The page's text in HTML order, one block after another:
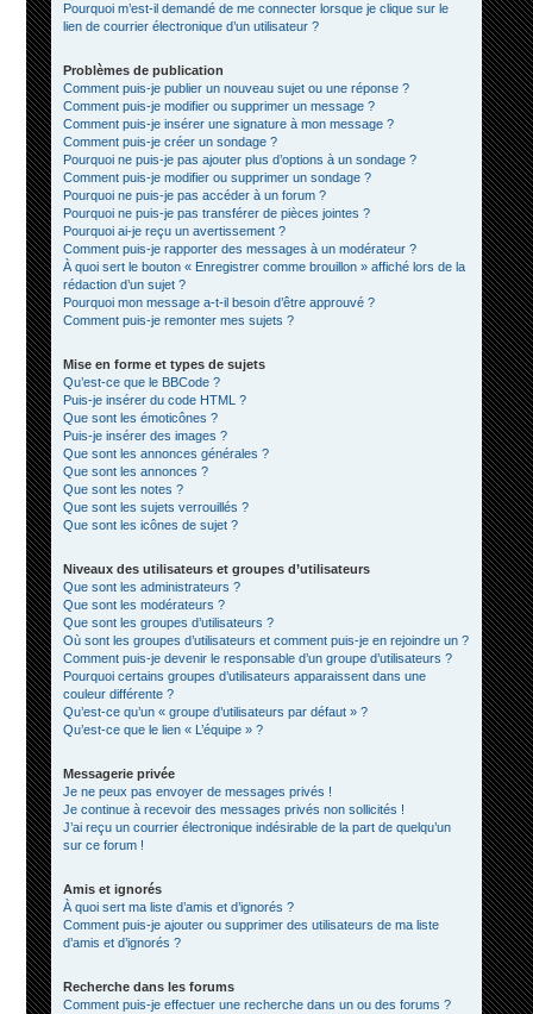
Pourquoi m’est-il demandé de me connecter lorsque je clique sur le
lien de courrier électronique d’un utilisateur ?
Problèmes de publication
Comment puis-je publier un nouveau sujet ou une réponse ?
Comment puis-je modifier ou supprimer un message ?
Comment puis-je insérer une signature à mon message ?
Comment puis-je créer un sondage ?
Pourquoi ne puis-je pas ajouter plus d’options à un sondage ?
Comment puis-je modifier ou supprimer un sondage ?
Pourquoi ne puis-je pas accéder à un forum ?
Pourquoi ne puis-je pas transférer de pièces jointes ?
Pourquoi ai-je reçu un avertissement ?
Comment puis-je rapporter des messages à un modérateur ?
À quoi sert le bouton « Enregistrer comme brouillon » affiché lors de la
rédaction d’un sujet ?
Pourquoi mon message a-t-il besoin d’être approuvé ?
Comment puis-je remonter mes sujets ?
Mise en forme et types de sujets
Qu’est-ce que le BBCode ?
Puis-je insérer du code HTML ?
Que sont les émoticônes ?
Puis-je insérer des images ?
Que sont les annonces générales ?
Que sont les annonces ?
Que sont les notes ?
Que sont les sujets verrouillés ?
Que sont les icônes de sujet ?
Niveaux des utilisateurs et groupes d’utilisateurs
Que sont les administrateurs ?
Que sont les modérateurs ?
Que sont les groupes d’utilisateurs ?
Où sont les groupes d’utilisateurs et comment puis-je en rejoindre un ?
Comment puis-je devenir le responsable d’un groupe d’utilisateurs ?
Pourquoi certains groupes d’utilisateurs apparaissent dans une
couleur différente ?
Qu’est-ce qu’un « groupe d’utilisateurs par défaut » ?
Qu’est-ce que le lien « L’équipe » ?
Messagerie privée
Je ne peux pas envoyer de messages privés !
Je continue à recevoir des messages privés non sollicités !
J’ai reçu un courrier électronique indésirable de la part de quelqu’un
sur ce forum !
Amis et ignorés
À quoi sert ma liste d’amis et d’ignorés ?
Comment puis-je ajouter ou supprimer des utilisateurs de ma liste
d’amis et d’ignorés ?
Recherche dans les forums
Comment puis-je effectuer une recherche dans un ou des forums ?